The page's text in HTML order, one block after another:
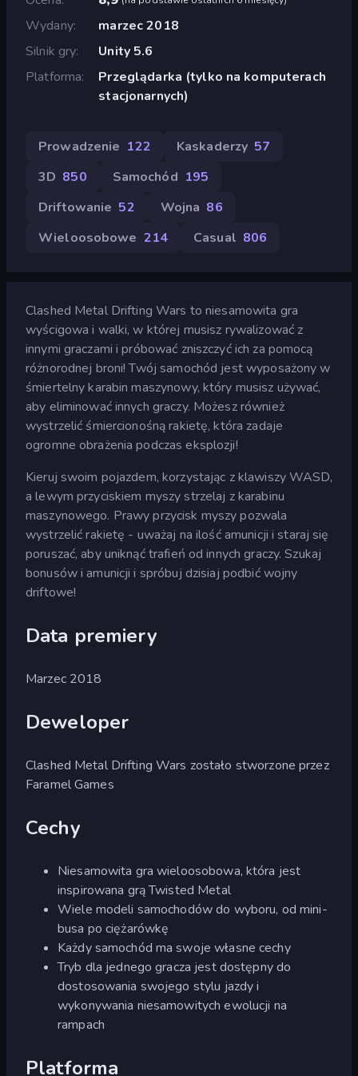
Wydany
marzec 2018
Silnik gry
Unity 5.6
Platforma
Przeglądarka (tylko na komputerach
stacjonarnych)
Prowadzenie 122 Kaskaderzy 57
3D 850 Samochód 195
Driftowanie 52 Wojna 86
Wieloosobowe 214 Casual 806
Clashed Metal Drifting Wars to niesamowita gra
wyścigowa i walki, w której musisz rywalizować z
innymi graczami i próbować zniszczyć ich za pomocą
różnorodnej broni! Twój samochód jest wyposażony w
śmiertelny karabin maszynowy, który musisz używać,
aby eliminować innych graczy. Możesz również
wystrzelić śmiercionośną rakietę, która zadaje
ogromne obrażenia podczas eksplozji!
Kieruj swoim pojazdem, korzystając z klawiszy WASD,
a lewym przyciskiem myszy strzelaj z karabinu
maszynowego. Prawy przycisk myszy pozwala
wystrzelić rakietę - uważaj na ilość amunicji i staraj się
poruszać, aby uniknąć trafień od innych graczy. Szukaj
bonusów i amunicji i spróbuj dzisiaj podbić wojny
driftowe!
Data premiery
Marzec 2018
Deweloper
Clashed Metal Drifting Wars zostało stworzone przez
Faramel Games
Cechy
Niesamowita gra wieloosobowa, która jest
inspirowana grą Twisted Metal
Wiele modeli samochodów do wyboru, od mini-
busa po ciężarówkę
Każdy samochód ma swoje własne cechy
Tryb dla jednego gracza jest dostępny do
dostosowania swojego stylu jazdy i
wykonywania niesamowitych ewolucji na
rampach
Platforma